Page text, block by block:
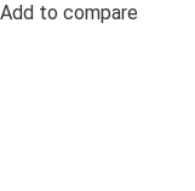
Add to compare